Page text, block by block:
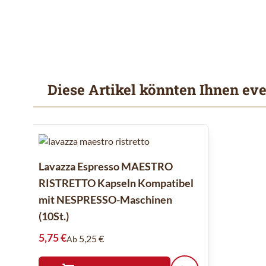
Diese Artikel könnten Ihnen
Mit der Tabulatortaste können Sie durch die Elemente
Clicken, um das Karussell zu überspringen
Lavazza Espresso MAESTRO
RISTRETTO Kapseln Kompatibel
mit NESPRESSO-Maschinen
(10St.)
5,75 €Ab 5,25 €